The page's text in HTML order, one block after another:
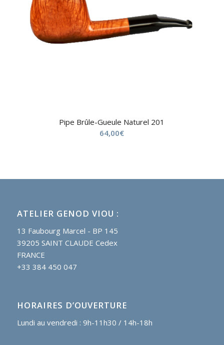
Pipe Brûle-Gueule Naturel 201
64,00€
ATELIER GENOD VIOU :
13 Faubourg Marcel - BP 145
39205 SAINT CLAUDE Cedex
FRANCE
+33 384 450 047
HORAIRES D’OUVERTURE
Lundi au vendredi : 9h-11h30 / 14h-18h